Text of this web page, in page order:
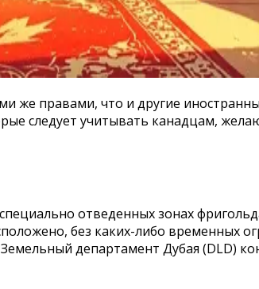
же правами, что и другие
следует учитывать канадцам,
отведенных зонах
без каких-либо временных
департамент Дубая (DLD)